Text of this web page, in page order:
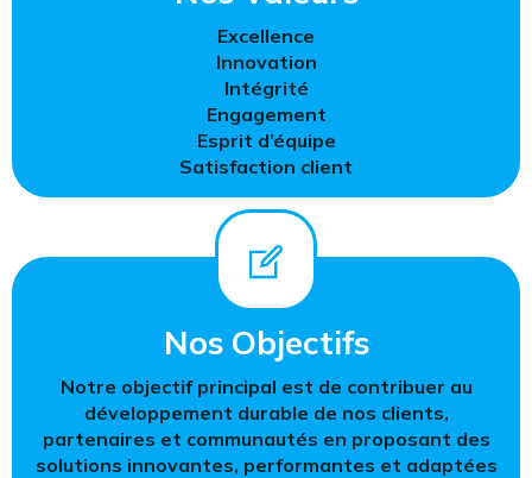
Excellence
Innovation
Intégrité
Engagement
Esprit d’équipe
Satisfaction client
Nos Objectifs
Notre objectif principal est de contribuer au
développement durable de nos clients,
partenaires et communautés en proposant des
solutions innovantes, performantes et adaptées